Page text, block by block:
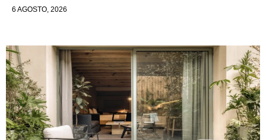
6 AGOSTO, 2026